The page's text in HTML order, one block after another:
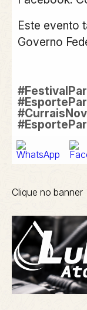
Este evento
Governo
Clique no banner